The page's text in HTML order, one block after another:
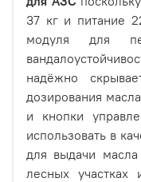
37 кг и питание
модуля для
надёжно
дозирования
и кнопки
использовать в
для выдачи
лесных